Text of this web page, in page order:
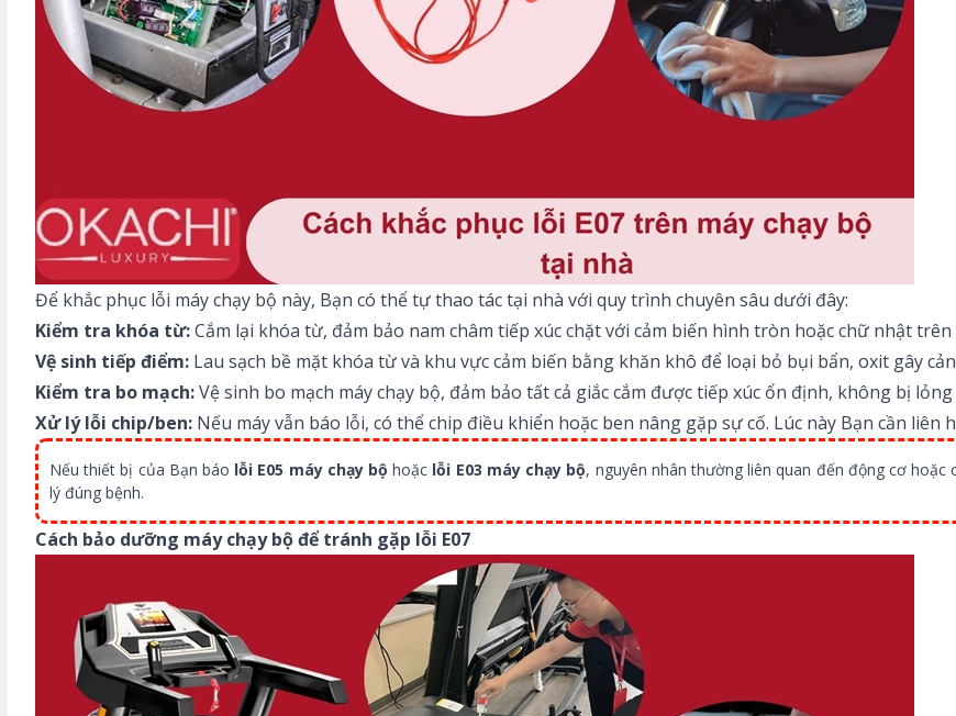
Để khắc phục lỗi máy chạy bộ này, Bạn có thể tự thao tác tại nhà với quy trình chuyên sâu dưới đây:
Kiểm tra khóa từ:Cắm lại khóa từ, đảm bảo nam châm tiếp xúc chặt với cảm biến hình tròn hoặc chữ nhật
Vệ sinh tiếp điểm: Lau sạch bề mặt khóa từ và khu vực cảm biến bằng khăn khô để loại bỏ bụi bẩn, oxit gây
Kiểm tra bo mạch:Vệ sinh bo mạch máy chạy bộ, đảm bảo tất cả giắc cắm được tiếp xúc ổn định, không bị
Xử lý lỗi chip/ben: Nếu máy vẫn báo lỗi, có thể chip điều khiển hoặc ben nâng gặp sự cố. Lúc này Bạn cần liên
Nếu thiết bị của Bạn báo lỗi E05 máy chạy bộ hoặc lỗi E03 máy chạy bộ, nguyên nhân thường liên quan đến động cơ
lý đúng bệnh.
Cách bảo dưỡng máy chạy bộ để tránh gặp lỗi E07